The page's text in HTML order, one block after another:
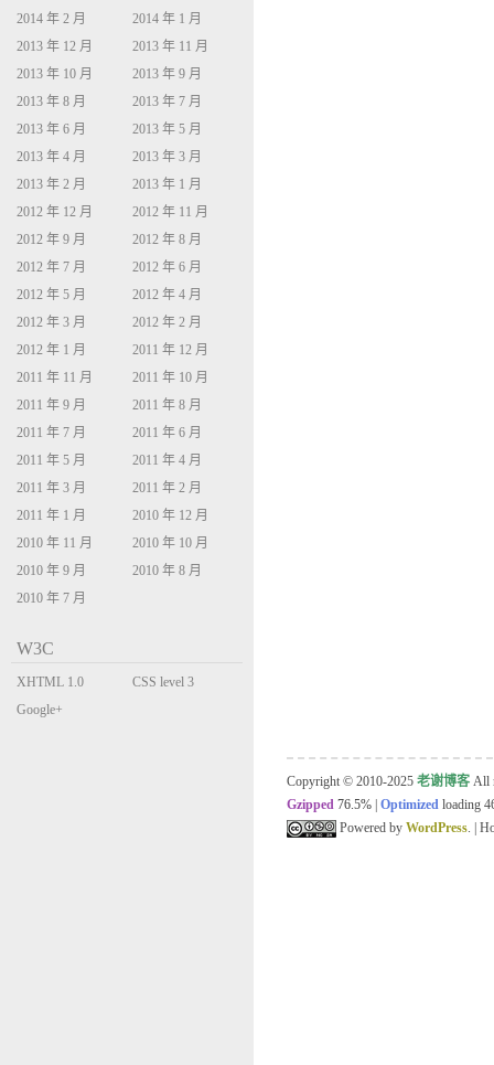
2014 年 2 月
2014 年 1 月
2013 年 12 月
2013 年 11 月
2013 年 10 月
2013 年 9 月
2013 年 8 月
2013 年 7 月
2013 年 6 月
2013 年 5 月
2013 年 4 月
2013 年 3 月
2013 年 2 月
2013 年 1 月
2012 年 12 月
2012 年 11 月
2012 年 9 月
2012 年 8 月
2012 年 7 月
2012 年 6 月
2012 年 5 月
2012 年 4 月
2012 年 3 月
2012 年 2 月
2012 年 1 月
2011 年 12 月
2011 年 11 月
2011 年 10 月
2011 年 9 月
2011 年 8 月
2011 年 7 月
2011 年 6 月
2011 年 5 月
2011 年 4 月
2011 年 3 月
2011 年 2 月
2011 年 1 月
2010 年 12 月
2010 年 11 月
2010 年 10 月
2010 年 9 月
2010 年 8 月
2010 年 7 月
W3C
XHTML 1.0
Transitional
CSS level 3
Google+
Copyright © 2010-2025 老谢博客 All
Gzipped 76.5% Optimized loading
Powered by WordPress. |